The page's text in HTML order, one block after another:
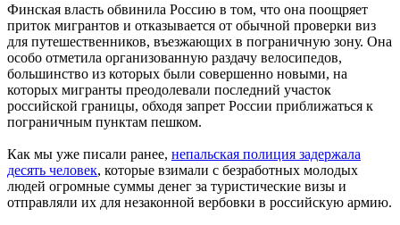
Финская власть обвинила Россию в том, что она поощряет
приток мигрантов и отказывается от обычной проверки виз
для путешественников, въезжающих в пограничную зону. Она
особо отметила организованную раздачу велосипедов,
большинство из которых были совершенно новыми, на
которых мигранты преодолевали последний участок
российской границы, обходя запрет России приближаться к
пограничным пунктам пешком.
Как мы уже писали ранее, непальская полиция задержала
десять человек, которые взимали с безработных молодых
людей огромные суммы денег за туристические визы и
отправляли их для незаконной вербовки в российскую армию.